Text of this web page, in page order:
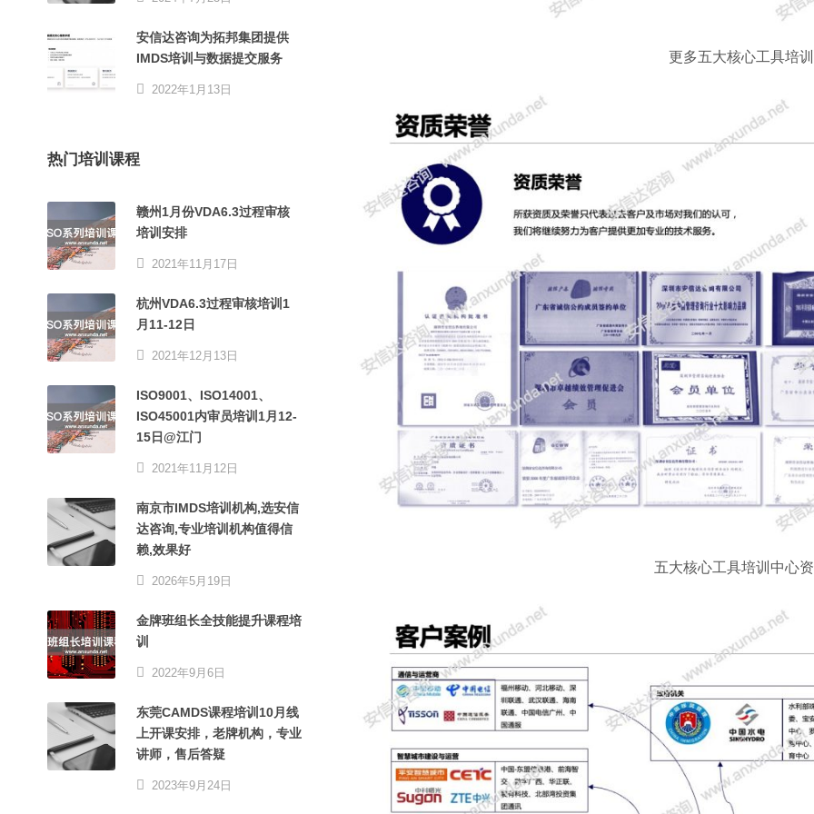
更多五大核心工具培
五大核心工具培训中心
安信达咨询为拓邦集团提供
IMDS培训与数据提交服务
2022年1月13日
热门培训课程
赣州1月份VDA6.3过程审核
培训安排
2021年11月17日
杭州VDA6.3过程审核培训1
月11-12日
2021年12月13日
ISO9001、ISO14001、
ISO45001内审员培训1月12-
15日@江门
2021年11月12日
南京市IMDS培训机构,选安信
达咨询,专业培训机构值得信
赖,效果好
2026年5月19日
金牌班组长全技能提升课程培
训
2022年9月6日
东莞CAMDS课程培训10月线
上开课安排，老牌机构，专业
讲师，售后答疑
2023年9月24日